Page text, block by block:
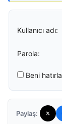
Kullanıcı adı:
Parola:
Beni hatırla
Paylaş: